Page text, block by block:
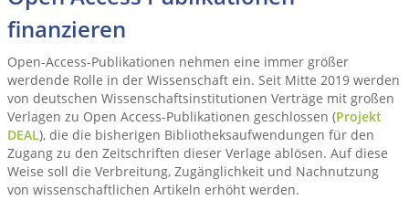
finanzieren
Open-Access-Publikationen nehmen eine immer größer
werdende Rolle in der Wissenschaft ein. Seit Mitte 2019 werden
von deutschen Wissenschaftsinstitutionen Verträge mit großen
Verlagen zu Open Access-Publikationen geschlossen (Projekt
DEAL), die die bisherigen Bibliotheksaufwendungen für den
Zugang zu den Zeitschriften dieser Verlage ablösen. Auf diese
Weise soll die Verbreitung, Zugänglichkeit und Nachnutzung
von wissenschaftlichen Artikeln erhöht werden.